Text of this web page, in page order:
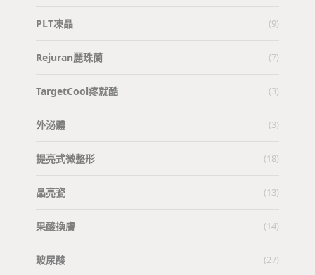
PLT凍晶 (9)
Rejuran麗珠蘭 (7)
TargetCool疼就酷 (3)
外泌體 (3)
提亮式微整形 (18)
晶亮瓷 (13)
果酸換膚 (14)
玻尿酸 (27)